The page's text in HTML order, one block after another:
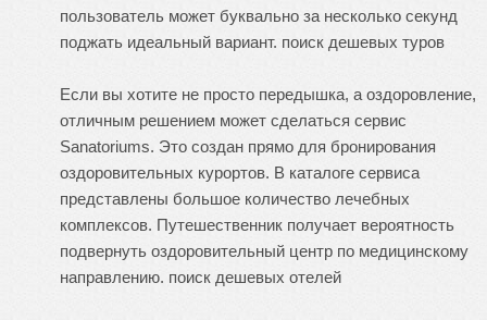
пользователь может буквально за несколько секунд
поджать идеальный вариант. поиск дешевых туров
Если вы хотите не просто передышка, а оздоровление,
отличным решением может сделаться сервис
Sanatoriums. Это создан прямо для бронирования
оздоровительных курортов. В каталоге сервиса
представлены большое количество лечебных
комплексов. Путешественник получает вероятность
подвернуть оздоровительный центр по медицинскому
направлению. поиск дешевых отелей